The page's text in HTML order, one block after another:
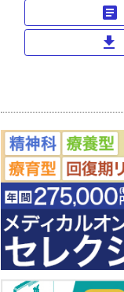
article
download